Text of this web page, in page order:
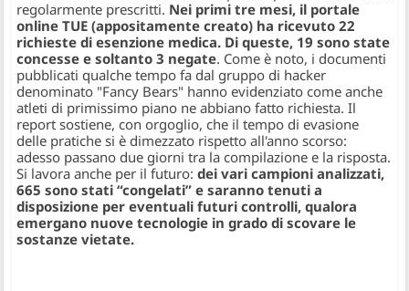
regolarmente prescritti. Nei primi tre mesi, il portale
online TUE (appositamente creato) ha ricevuto 22
richieste di esenzione medica. Di queste, 19 sono state
concesse e soltanto 3 negate. Come è noto, i documenti
pubblicati qualche tempo fa dal gruppo di hacker
denominato "Fancy Bears" hanno evidenziato come anche
atleti di primissimo piano ne abbiano fatto richiesta. Il
report sostiene, con orgoglio, che il tempo di evasione
delle pratiche si è dimezzato rispetto all'anno scorso:
adesso passano due giorni tra la compilazione e la risposta.
Si lavora anche per il futuro:dei vari campioni analizzati,
665 sono stati “congelati” e saranno tenuti a
disposizione per eventuali futuri controlli, qualora
emergano nuove tecnologie in grado di scovare le
sostanze vietate.